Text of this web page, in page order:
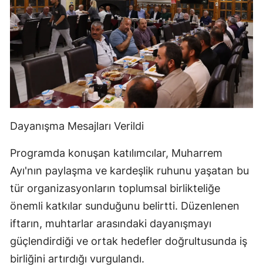
Dayanışma Mesajları Verildi
Programda konuşan katılımcılar, Muharrem
Ayı'nın paylaşma ve kardeşlik ruhunu yaşatan bu
tür organizasyonların toplumsal birlikteliğe
önemli katkılar sunduğunu belirtti. Düzenlenen
iftarın, muhtarlar arasındaki dayanışmayı
güçlendirdiği ve ortak hedefler doğrultusunda iş
birliğini artırdığı vurgulandı.